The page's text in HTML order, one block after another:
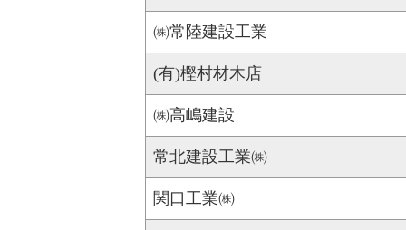
㈱常陸建設工業
(有)樫村材木店
㈱高嶋建設
常北建設工業㈱
関口工業㈱